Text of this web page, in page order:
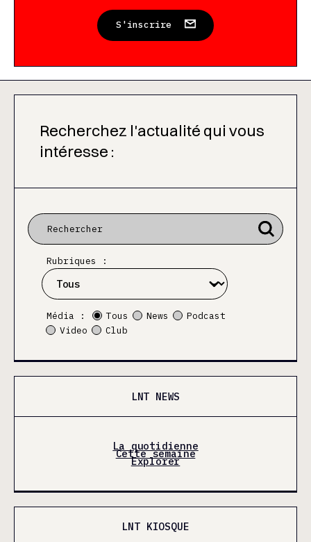
S'inscrire
Recherchez l'actualité qui vous
intéresse :
Rubriques :
Média : Tous News
Podcast
Video
Club
LNT NEWS
La quotidienne
Cette semaine
Explorer
LNT KIOSQUE